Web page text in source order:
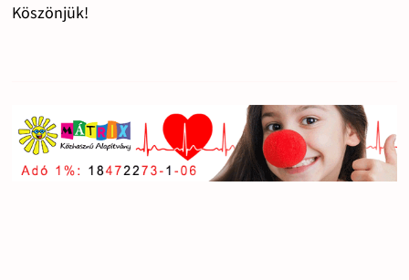
Köszönjük!